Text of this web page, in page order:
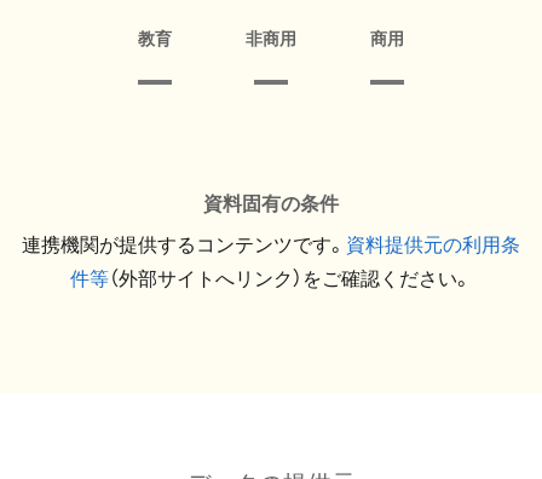
教育 非商用 商用
資料固有の条件
連携機関が提供するコンテンツです。 資料提供元の利用条
件等（外部サイトへリンク）をご確認ください。